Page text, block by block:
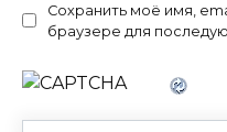
Сохранить моё имя,
браузере для